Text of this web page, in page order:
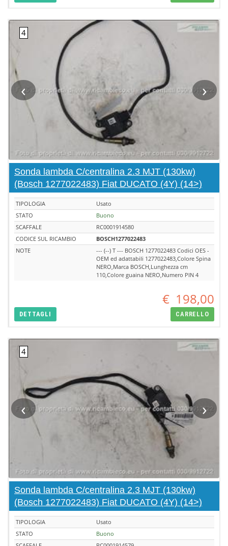
‹ ›
Sonda lambda C/centralina 2.3 MJT (130kw)
(Bosch 1277022483) Fiat DUCATO (4Y) (14>)
TIPOLOGIA
Usato
STATO
Buono
SCAFFALE
RC0001914580
CODICE SUL RICAMBIO
BOSCH1277022483
NOTE
--- (--) T --- BOSCH 1277022483 Codici OES -
OEM ed adattabili 1277022483,Colore Spina
NERO,Marca BOSCH,Lunghezza cm
110,Colore guaina NERO,Numero PIN 4
€ 198,00
DETTAGLI CARRELLO
‹ ›
Sonda lambda C/centralina 2.3 MJT (130kw)
(Bosch 1277022483) Fiat DUCATO (4Y) (14>)
TIPOLOGIA
Usato
STATO
Buono